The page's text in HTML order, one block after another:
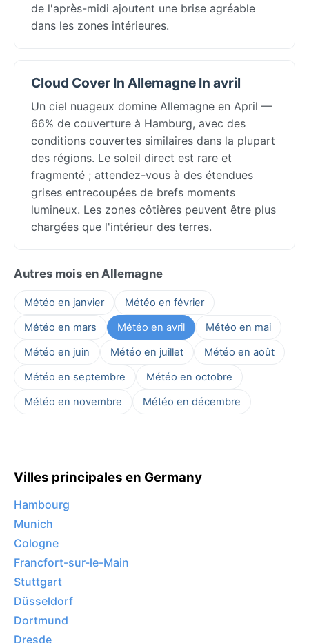
de l'après-midi ajoutent une brise agréable
dans les zones intérieures.
Cloud Cover In Allemagne In avril
Un ciel nuageux domine Allemagne en April —
66% de couverture à Hamburg, avec des
conditions couvertes similaires dans la plupart
des régions. Le soleil direct est rare et
fragmenté ; attendez-vous à des étendues
grises entrecoupées de brefs moments
lumineux. Les zones côtières peuvent être plus
chargées que l'intérieur des terres.
Autres mois en Allemagne
Météo en janvier
Météo en février
Météo en mars
Météo en avril
Météo en mai
Météo en juin
Météo en juillet
Météo en août
Météo en septembre
Météo en octobre
Météo en novembre
Météo en décembre
Villes principales en Germany
Hambourg
Munich
Cologne
Francfort-sur-le-Main
Stuttgart
Düsseldorf
Dortmund
Dresde